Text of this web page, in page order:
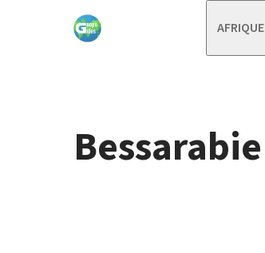
Skip to content
AFRIQUE
Bessarabie